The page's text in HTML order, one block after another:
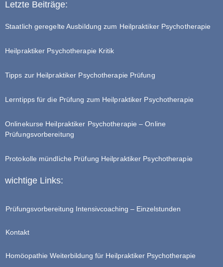
Letzte Beiträge:
Staatlich geregelte Ausbildung zum Heilpraktiker Psychotherapie
Heilpraktiker Psychotherapie Kritik
Tipps zur Heilpraktiker Psychotherapie Prüfung
Lerntipps für die Prüfung zum Heilpraktiker Psychotherapie
Onlinekurse Heilpraktiker Psychotherapie – Online
Prüfungsvorbereitung
Protokolle mündliche Prüfung Heilpraktiker Psychotherapie
wichtige Links:
Prüfungsvorbereitung Intensivcoaching – Einzelstunden
Kontakt
Homöopathie Weiterbildung für Heilpraktiker Psychotherapie